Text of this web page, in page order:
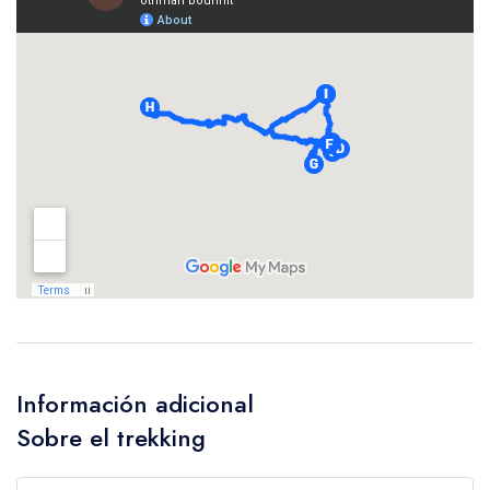
Información adicional
Sobre el trekking